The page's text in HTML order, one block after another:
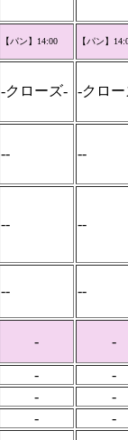
【パン】14:00 【パン】
-クローズ- -クロー
-- --
-- --
-- --
- -
-
-
-
-
-
-